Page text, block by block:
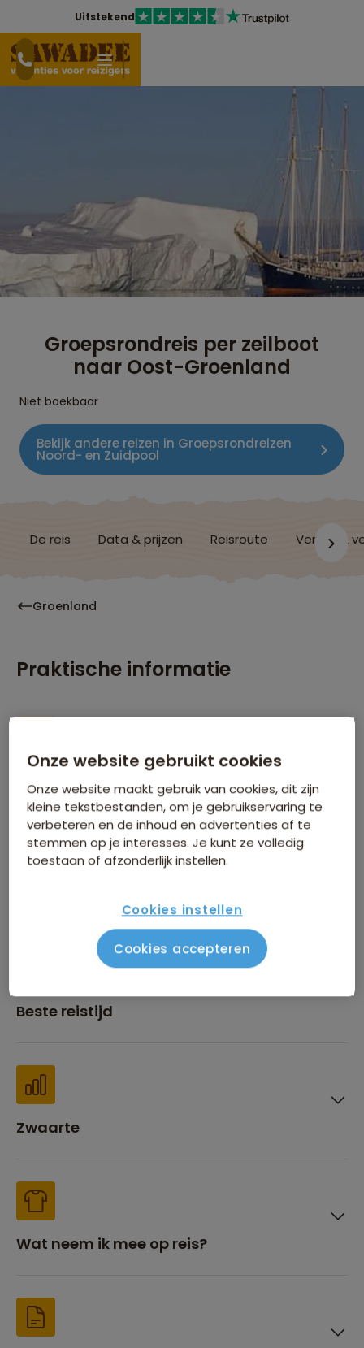
Uitstekend
Groepsrondreis per zeilboot
naar Oost-Groenland
Niet boekbaar
Bekijk andere reizen in Groepsrondreizen
Noord- en Zuidpool
De reis Data & prijzen Reisroute Verblijf &
Groenland
Praktische informatie
Beste reistijd
Zwaarte
Wat neem ik mee op reis?
Onze website gebruikt cookies
Onze website maakt gebruik van cookies, dit zijn
kleine tekstbestanden, om je gebruikservaring te
verbeteren en de inhoud en advertenties af te
stemmen op je interesses. Je kunt ze volledig
toestaan of afzonderlijk instellen.
Cookies instellen
Cookies accepteren